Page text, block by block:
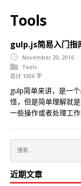
Tools
gulp.js简易入门指
November 20, 2016
Tools
总计 1006 字
gulp简单来讲，是一
怪，但是简单理解就
一些操作或者处理工
近期文章